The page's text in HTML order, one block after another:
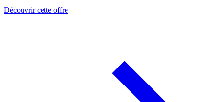
Découvrir cette offre